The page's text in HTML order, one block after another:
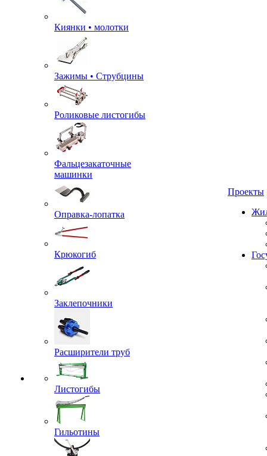
Киянки • молотки
Зажимы • Струбцины
Роликовые листогибы
Фальцезакаточные
машинки
Оправка-лопатка
Крюкогиб
Заклепочники
Расширители труб
Листогибы
Гильотины